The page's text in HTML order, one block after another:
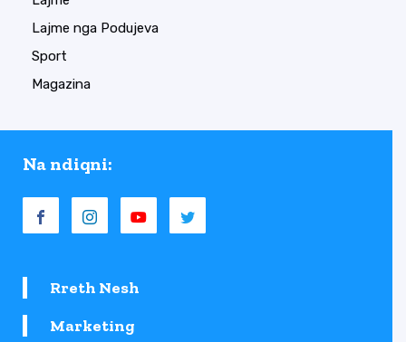
Lajme nga Podujeva
Sport
Magazina
Na ndiqni:
Rreth Nesh
Marketing